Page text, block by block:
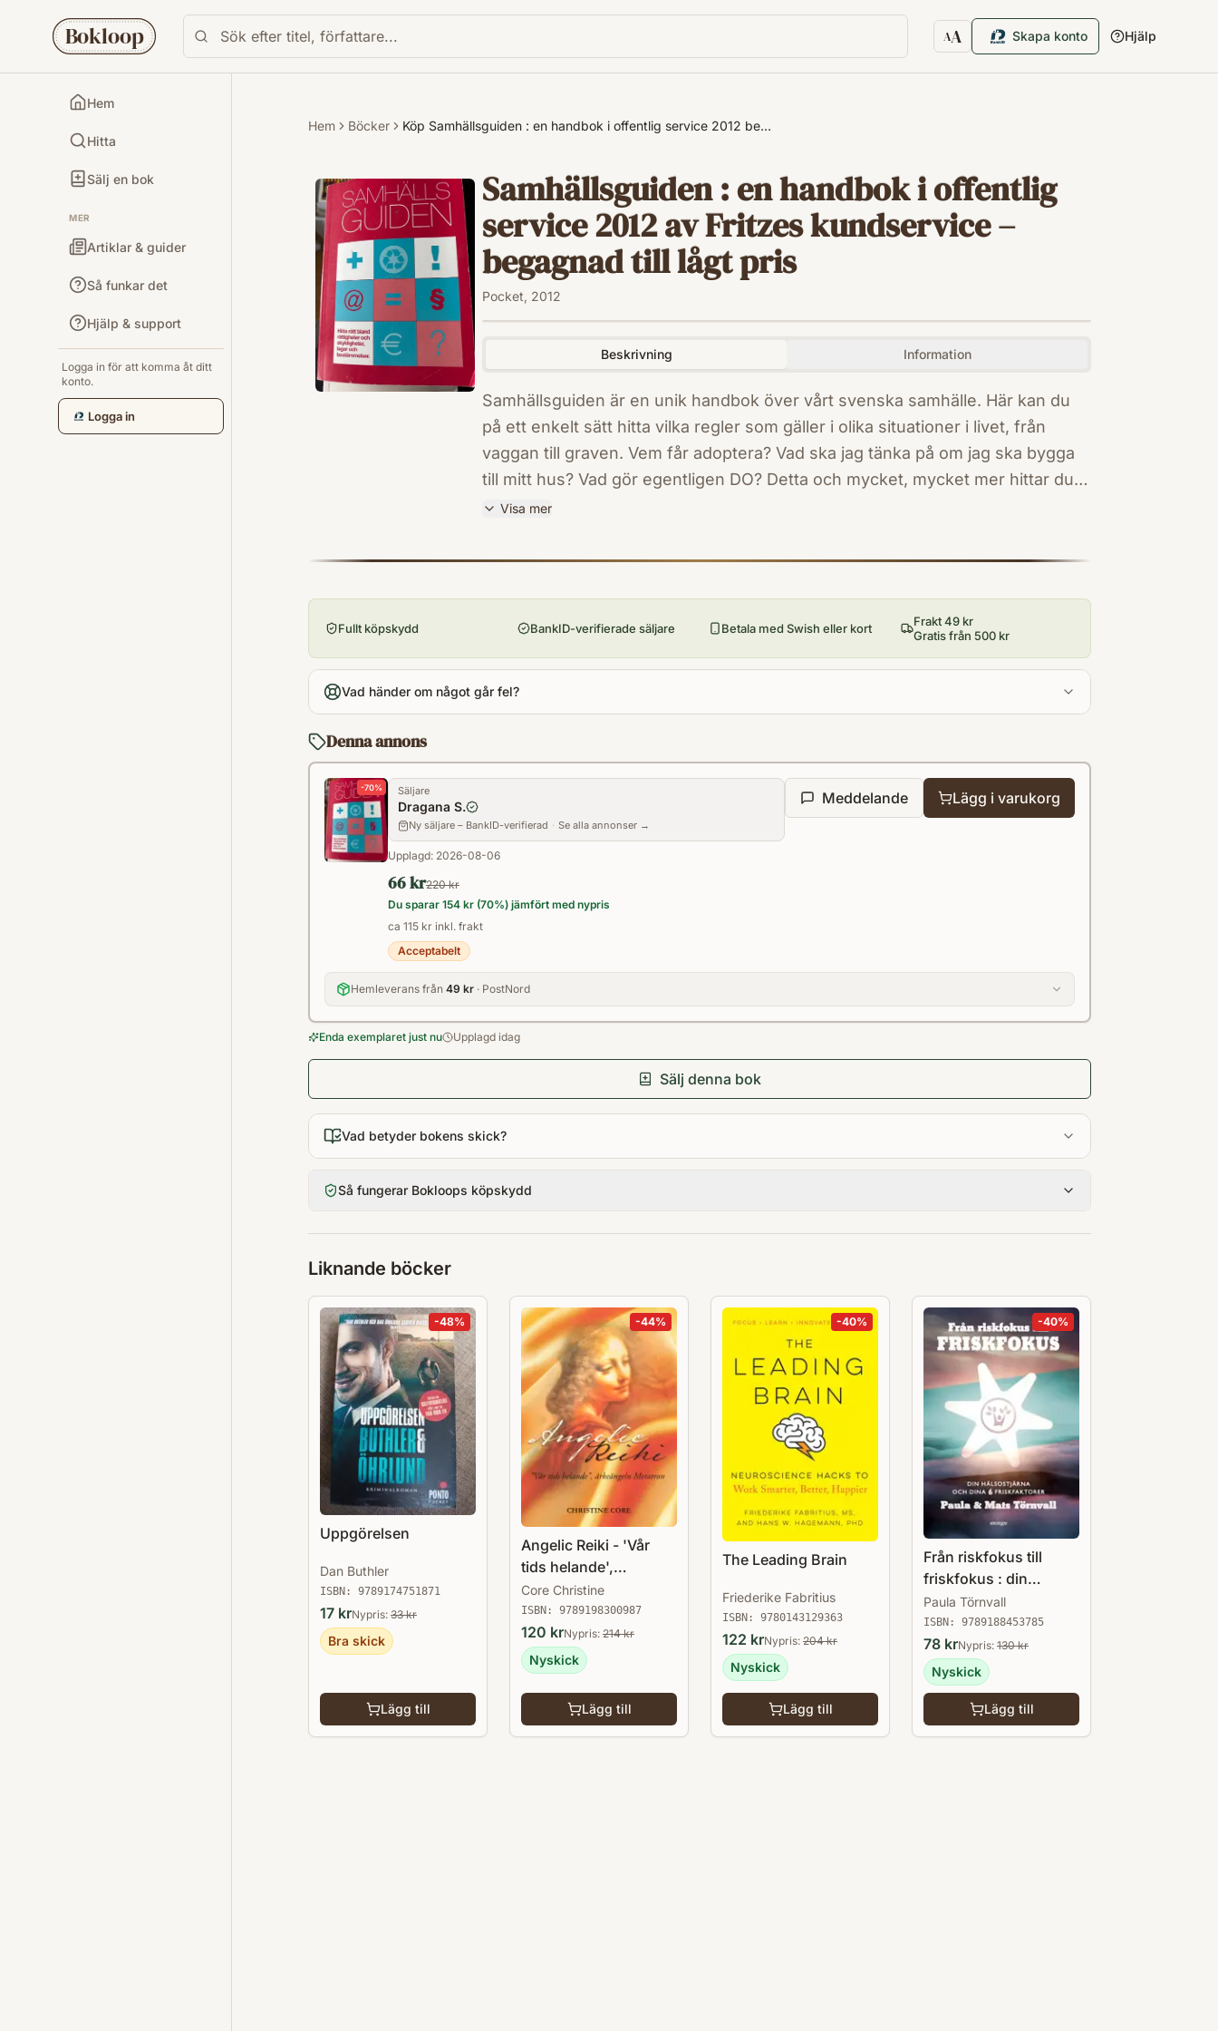
Bokloop AA
Textstorlek
Skapa konto Hjälp
Hem
Hitta
Sälj en bok
MER
Artiklar & guider
Så funkar det
Hjälp & support
Logga in för att komma åt ditt
konto.
Logga in
Hem Böcker Köp Samhällsguiden : en handbok i offentlig service 2012 be…
Samhällsguiden : en handbok i offentlig
service 2012 av Fritzes kundservice –
begagnad till lågt pris
Pocket, 2012
Beskrivning Information
Samhällsguiden är en unik handbok över vårt svenska samhälle. Här kan du
på ett enkelt sätt hitta vilka regler som gäller i olika situationer i livet, från
vaggan till graven. Vem får adoptera? Vad ska jag tänka på om jag ska bygga
till mitt hus? Vad gör egentligen DO? Detta och mycket, mycket mer hittar du
svaret på i Samhällsguiden.Årets utgåva är den tjugofjärde reviderade
adressförteckning över myndigheter och organisationer.Slut i lager. Nästa
Visa mer
9789138326015
Utgivningsår
2012
Antal sidor
Format
Fullt köpskydd BankID-verifierade säljare Betala med Swish eller kort
Frakt 49 kr
Gratis från 500 kr
Vad händer om något går fel?
Denna annons
-70% Säljare
Dragana S.
Ny säljare – BankID-verifierad · Se alla annonser →
Upplagd: 2026-08-06
66 kr220 kr
Du sparar 154 kr (70%) jämfört med nypris
ca 115 kr inkl. frakt
Acceptabelt
Meddelande Lägg i varukorg
Hemleverans från 49 kr · PostNord
Enda exemplaret just nu Upplagd idag
Sälj denna bok
Vad betyder bokens skick?
Så fungerar Bokloops köpskydd
Liknande böcker
-48%
Uppgörelsen
Dan Buthler
ISBN: 9789174751871
17 krNypris: 33kr
Bra skick
Lägg till
-44%
Angelic Reiki - 'Vår
tids helande',
ärkeängeln Metatron
Core Christine
ISBN: 9789198300987
120 krNypris: 214kr
Nyskick
Lägg till
-40%
The Leading Brain
Friederike Fabritius
ISBN: 9780143129363
122 krNypris: 204kr
Nyskick
Lägg till
-40%
Från riskfokus till
friskfokus : din
hälsostjärna och dina
6 friskfaktorer
Paula Törnvall
ISBN: 9789188453785
78 krNypris: 130kr
Nyskick
Lägg till